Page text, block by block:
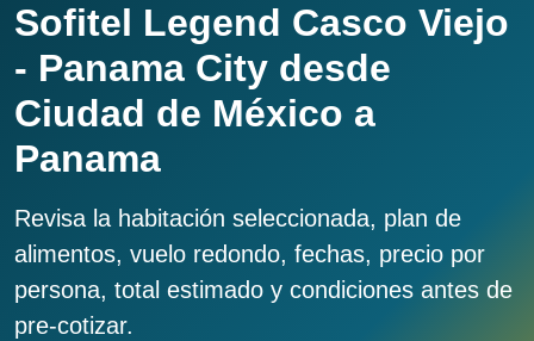
Sofitel Legend Casco Viejo
- Panama City desde
Ciudad de México a
Panama
Revisa la habitación seleccionada, plan de
alimentos, vuelo redondo, fechas, precio por
persona, total estimado y condiciones antes de
pre-cotizar.